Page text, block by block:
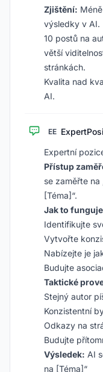
Zjištění:
výsledky v AI.
10 postů na
větší
stránkách.
Kvalita nad
AI.
EE
Expertní
Přístup
se zaměřte
[Téma]“.
Jak to
Identifikujte
Vytvořte
Nabízejte je
Budujte
Taktické
Stejný autor
Konzistentní
Odkazy na
Budujte
Výsledek: AI
na [Téma]“